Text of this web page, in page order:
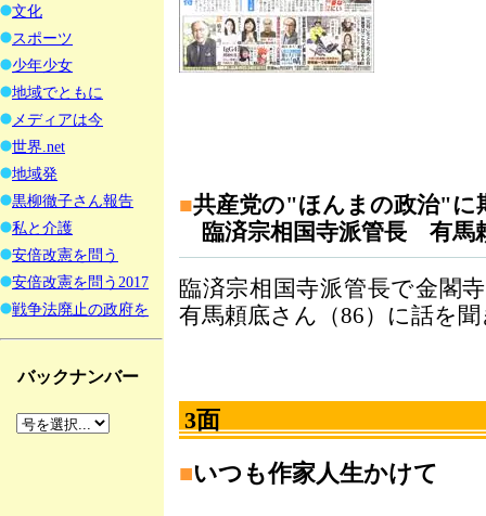
文化
スポーツ
少年少女
地域でともに
メディアは今
世界.net
地域発
黒柳徹子さん報告
私と介護
安倍改憲を問う
安倍改憲を問う2017
戦争法廃止の政府を
バックナンバー
■共産党の"ほんまの政治"に
臨済宗相国寺派管長 有馬
臨済宗相国寺派管長で金閣
有馬頼底さん（86）に話を
3面
■いつも作家人生かけて